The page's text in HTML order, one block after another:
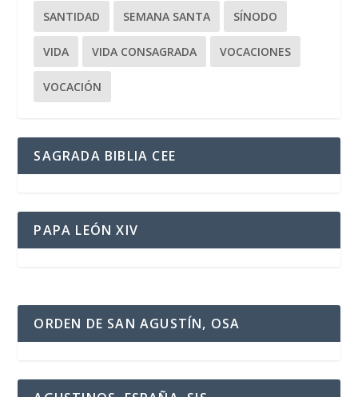
SANTIDAD SEMANA SANTA SÍNODO
VIDA VIDA CONSAGRADA VOCACIONES
VOCACIÓN
SAGRADA BIBLIA CEE
PAPA LEÓN XIV
ORDEN DE SAN AGUSTÍN, OSA